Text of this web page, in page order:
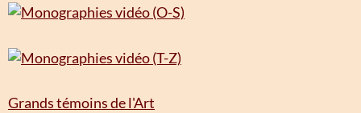
Grands témoins de l'Art